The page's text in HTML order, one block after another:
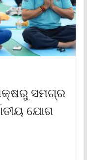
ସମଗ୍ର
ଯୋଗ